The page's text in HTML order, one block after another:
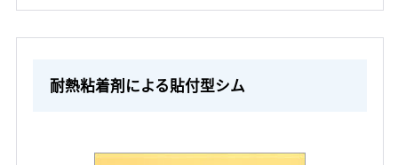
耐熱粘着剤による貼付型シム